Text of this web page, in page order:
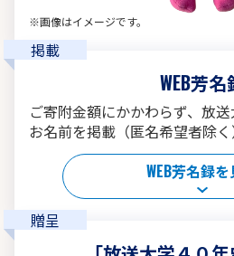
※画像はイメージです。
掲載
WEB芳名
ご寄附金額にかかわらず、放送
お名前を掲載（匿名希望者除く
WEB芳名録
贈呈